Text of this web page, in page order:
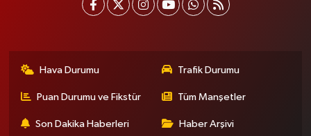
SOLDA
0 (216) 771 50 40 Yol Tarifi Al
Portakal Eczanesi
Hava Durumu Trafik Durumu
Puan Durumu ve Fikstür Tüm Manşetler
Son Dakika Haberleri Haber Arşivi